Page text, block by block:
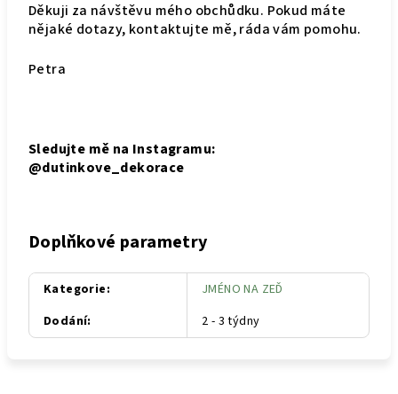
Děkuji za návštěvu mého obchůdku. Pokud máte
nějaké dotazy, kontaktujte mě, ráda vám pomohu.
Petra
Sledujte mě na Instagramu:
@dutinkove_dekorace
Doplňkové parametry
Kategorie:
JMÉNO NA ZEĎ
Dodání: 2 - 3 týdny